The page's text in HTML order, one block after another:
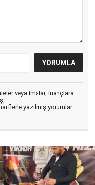
veya imalar, inançlara
yazılmış yorumlar